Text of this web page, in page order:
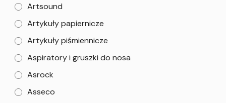
Artsound
Artykuły papiernicze
Artykuły piśmiennicze
Aspiratory i gruszki do nosa
Asrock
Asseco